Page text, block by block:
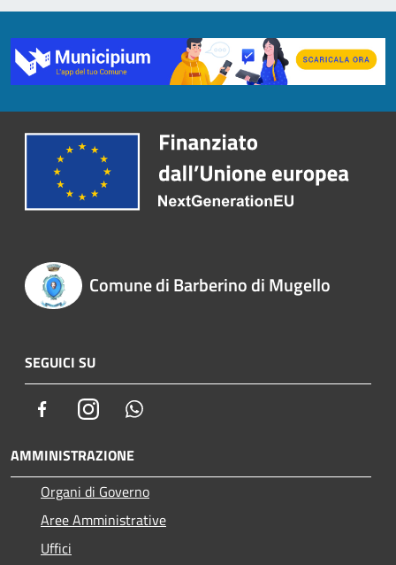
Comune di Barberino di Mugello
SEGUICI SU
FacebookInstagram
AMMINISTRAZIONE
Organi di Governo
Aree Amministrative
Uffici